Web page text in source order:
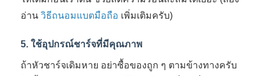
อ่าน วิธีถนอมแบตมือถือ เพิ่มเติมครับ)
5. ใช้อุปกรณ์ชาร์จที่มีคุณภาพ
ถ้าหัวชาร์จเดิมหาย อย่าซื้อของถูก ๆ ตามข้างทางครับ